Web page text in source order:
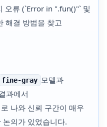
오류 (`Error in ".fun()"` 및
해결 방법을 찾고
fine-gray 모델과
과에서
나와 신뢰 구간이 매우
의가 있었습니다.